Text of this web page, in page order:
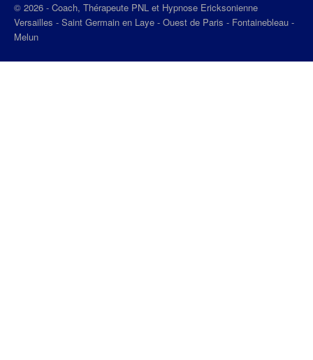
© 2026 - Coach, Thérapeute PNL et Hypnose Ericksonienne
Versailles - Saint Germain en Laye - Ouest de Paris - Fontainebleau -
Melun